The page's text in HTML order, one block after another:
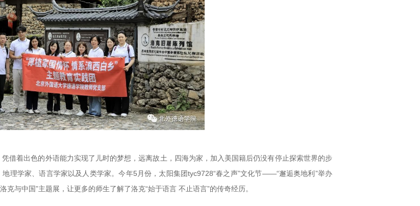
借着出色的外语能力实现了儿时的梦想，远离故土，四海为家，加入美国籍后仍没有停止探索世界的步
理学家、语言学家以及人类学家。今年5月份，太阳集团tyc9728“春之声”文化节——“邂逅奥地利”举办
与中国”主题展，让更多的师生了解了洛克“始于语言 不止语言”的传奇经历。